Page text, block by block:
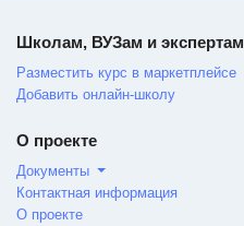
Школам, ВУЗам и экспертам
Разместить курс в маркетплейсе
Добавить онлайн-школу
О проекте
Документы
Контактная информация
О проекте